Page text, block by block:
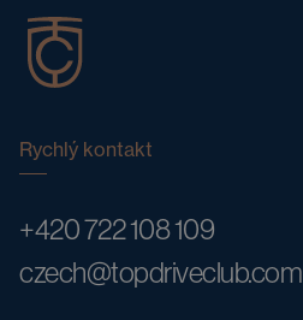
Rychlý kontakt
+420 722 108 109
czech@topdriveclub.com